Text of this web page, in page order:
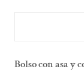
Bolso con asa y